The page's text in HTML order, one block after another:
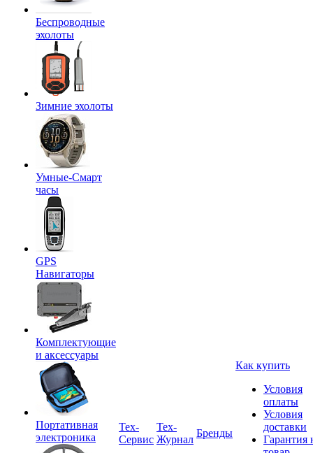
Беспроводные
эхолоты
Зимние эхолоты
Умные-Смарт
часы
GPS
Навигаторы
Комплектующие
и аксессуары
Портативная
электроника
Tex-
Сервис
Тех-
Журнал
Бренды
Как купить
Условия
оплаты
Условия
доставки
Гарантия